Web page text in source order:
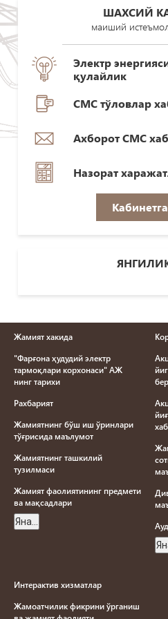
ШАХСИЙ
маиший
Электр
қулайлик
СМС тўловлар
Ахборот СМС
Назорат
Жамият хакида
"Фарғона ҳудудий электр
тармоқлари корхонаси" АЖ
нинг тарихи
Рахбарият
Жамиятнинг бўш иш ўринлари
тўғрисида маълумот
Жамиятнинг ташкилий
тузилмаси
Жамият фаолиятининг предмети
ва мақсадлари
Яна...
Интерактив хизматлар
Жамоатчилик фикрини ўрганиш